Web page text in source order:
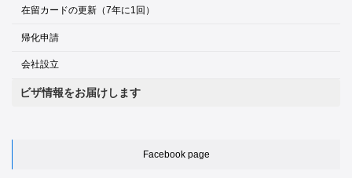
在留カードの更新（7年に1回）
帰化申請
会社設立
ビザ情報をお届けします
Facebook page